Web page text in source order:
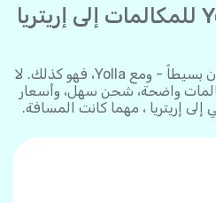
لماذا تستخدم Yolla للمكالمات إلى إريتريا
البقاء على اتصال يجب أن يكون بسيطاً - ومع Yolla، فهو كذلك. لا
واضحة، شحن سهل، وأسعار
إريتريا ، مهما كانت المسافة.